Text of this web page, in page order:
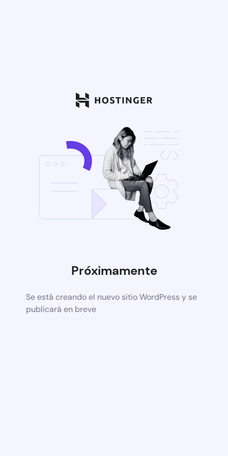
Próximamente
Se está creando el nuevo sitio WordPress y se
publicará en breve